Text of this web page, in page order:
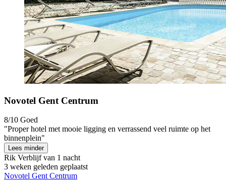
Novotel Gent Centrum
8/10 Goed
"Proper hotel met mooie ligging en verrassend veel ruimte op het
binnenplein"
Lees minder
Rik Verblijf van 1 nacht
3 weken geleden geplaatst
Novotel Gent Centrum